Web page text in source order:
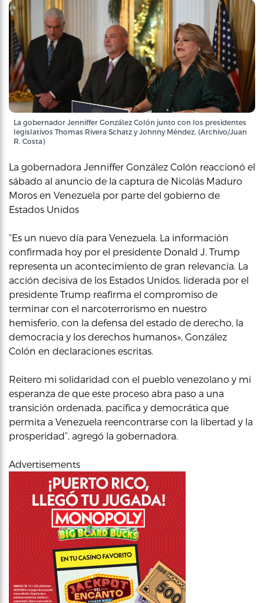
La gobernador Jenniffer González Colón junto con los presidentes
legislativos Thomas Rivera Schatz y Johnny Méndez. (Archivo/Juan
R. Costa)
La gobernadora Jenniffer González Colón reaccionó el
sábado al anuncio de la captura de Nicolás Maduro
Moros en Venezuela por parte del gobierno de
Estados Unidos
“Es un nuevo día para Venezuela. La información
confirmada hoy por el presidente Donald J. Trump
representa un acontecimiento de gran relevancia. La
acción decisiva de los Estados Unidos, liderada por el
presidente Trump reafirma el compromiso de
terminar con el narcoterrorismo en nuestro
hemisferio, con la defensa del estado de derecho, la
democracia y los derechos humanos», González
Colón en declaraciones escritas.
Reitero mi solidaridad con el pueblo venezolano y mi
esperanza de que este proceso abra paso a una
transición ordenada, pacífica y democrática que
permita a Venezuela reencontrarse con la libertad y la
prosperidad”, agregó la gobernadora.
Advertisements